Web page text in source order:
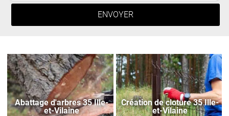
Abattage d'arbres 35 Ille-
et-Vilaine
Création de cloture 35 Ille-
et-Vilaine